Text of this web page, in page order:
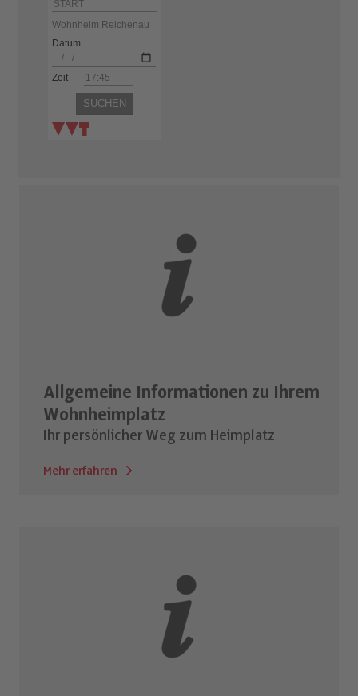
Allgemeine Informationen zu Ihrem
Wohnheimplatz
Ihr persönlicher Weg zum Heimplatz
Mehr erfahren